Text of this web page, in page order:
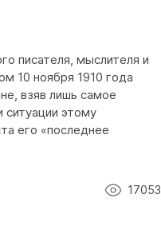
писателя, мыслителя и
10 ноября 1910 года
взяв лишь самое
этому
его «последнее
17053